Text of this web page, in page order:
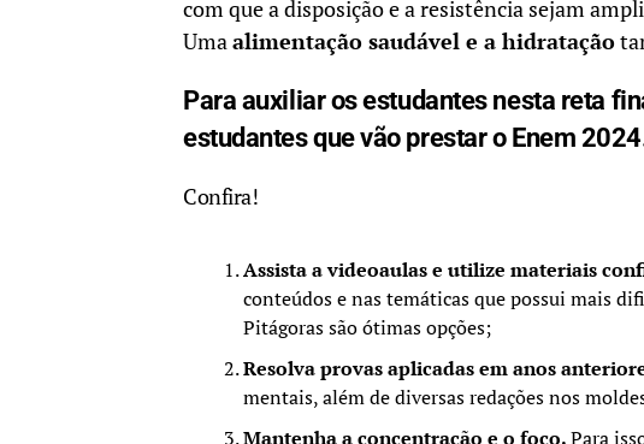
com que a disposição e a resistência sejam
Umaalimentação saudável e a hidratação
Para auxiliar os estudantes nesta reta
estudantes que vão prestar o Enem
Confira!
Assista a videoaulas e utilize materiais
conteúdos e nas temáticas que possui mais
Pitágoras são ótimas opções;
Resolva provas aplicadas em anos
mentais, além de diversas redações nos
Mantenha a concentração e o foco.Para